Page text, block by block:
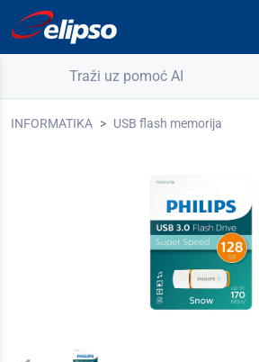
Traži uz pomoć AI
INFORMATIKA USB flash memorija